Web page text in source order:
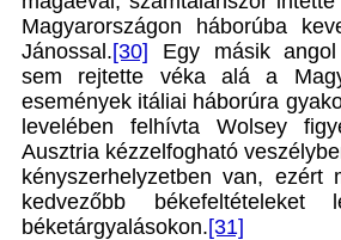
Magyarországon háborúba
Jánossal.[30] Egy másik
sem rejtette véka alá a
események itáliai háborúra
levelében felhívta Wolsey
Ausztria kézzelfogható
kényszerhelyzetben van, ezért
kedvezőbb
béketárgyalásokon.[31]